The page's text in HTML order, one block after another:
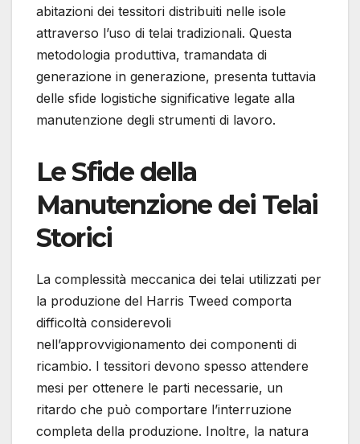
abitazioni dei tessitori distribuiti nelle isole
attraverso l’uso di telai tradizionali. Questa
metodologia produttiva, tramandata di
generazione in generazione, presenta tuttavia
delle sfide logistiche significative legate alla
manutenzione degli strumenti di lavoro.
Le Sfide della
Manutenzione dei Telai
Storici
La complessità meccanica dei telai utilizzati per
la produzione del Harris Tweed comporta
difficoltà considerevoli
nell’approvvigionamento dei componenti di
ricambio. I tessitori devono spesso attendere
mesi per ottenere le parti necessarie, un
ritardo che può comportare l’interruzione
completa della produzione. Inoltre, la natura